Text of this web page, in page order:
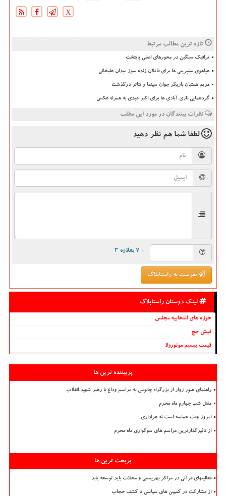
X
تازه ترین مطالب مرتبط
ترافیک سنگین در محورهای اصلی پایتخت
هیاهوی سلبریتی ها برای قاتلان زنده سوز میدان علیخانی
مریم همتیان بازیگر جوان سینما و تئاتر درگذشت
گردهمایی نازی آبادی ها برای اکبر عبدی به همراه عکس
نظرات بینندگان در مورد این مطلب
لطفا شما هم نظر دهید
= ۷ بعلاوه ۳
بفرست به راستابلاگ
لینک دوستان راستابلاگ
حوزه های انتخابیه مجلس
فیش حج
قیمت بیسیم موتورولا
پربیننده ترین ها
راهنمای عبور زوار از بزرگراه چالوس به مراسم وداع با رهبر شهید انقلاب
مقتل شب چهارم ماه محرم
امروز وقت حماسه است نه عزاداری
از تاثیرگذارترین مراسم های سوگواری ماه محرم
پربحث ترین ها
فعالیتهای قرآنی در مراکز بهزیستی و محلات باید توسعه یابد
از مشارکت در کمپین های سیاسی تا کشف حجاب